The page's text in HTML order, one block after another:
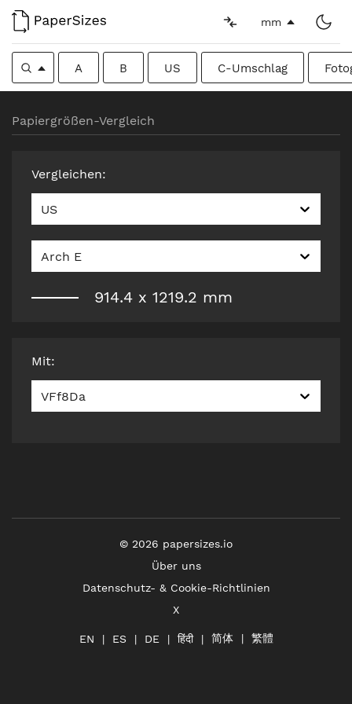
mm
A B US C-Umschlag
Papiergrößen-Vergleich
Vergleichen:
US
Arch E
914.4 x 1219.2 mm
Mit:
VFf8Da
© 2026 papersizes.io
Über uns
Datenschutz- & Cookie-Richtlinien
X
EN ES DE हिंदी 简体 繁體